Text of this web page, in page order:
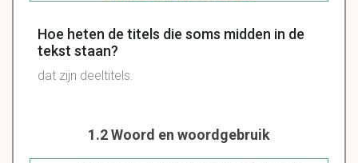
Hoe heten de titels die soms midden in de
tekst staan?
dat zijn deeltitels.
1.2 Woord en woordgebruik